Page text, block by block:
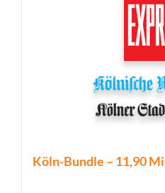
Köln-Bundle – 11,90